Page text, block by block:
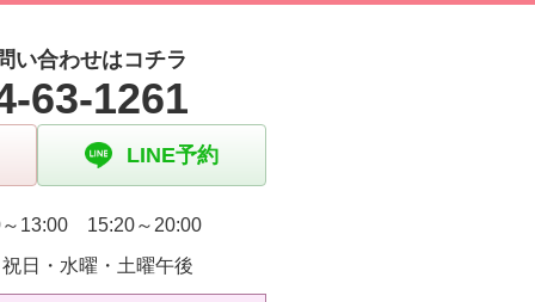
い合わせはコチラ
63-1261
LINE予約
13:00 15:20～20:00
日・水曜・土曜午後